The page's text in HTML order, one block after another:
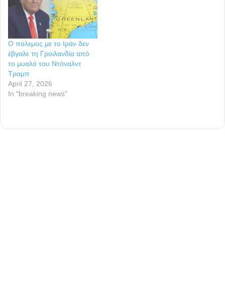
Ο πόλεμος με το Ιράν δεν
έβγαλε τη Γροιλανδία από
το μυαλό του Ντόναλντ
Τραμπ
April 27, 2026
In "breaking news"